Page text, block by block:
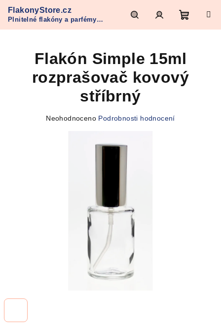
obsah
FlakonyStore.cz
Plnitelné flakóny a parfémy
Refan
HledatPřihlášeníNákupní
Flakón Simple 15ml
rozprašovač kovový
stříbrný
Průměrné
Neohodnoceno Podrobnosti hodnocení